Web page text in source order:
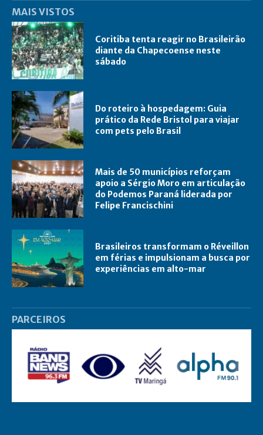
MAIS VISTOS
Coritiba tenta reagir no Brasileirão
diante da Chapecoense neste
sábado
Do roteiro à hospedagem: Guia
prático da Rede Bristol para viajar
com pets pelo Brasil
Mais de 50 municípios reforçam
apoio a Sérgio Moro em articulação
do Podemos Paraná liderada por
Felipe Francischini
Brasileiros transformam o Réveillon
em férias e impulsionam a busca por
experiências em alto-mar
PARCEIROS